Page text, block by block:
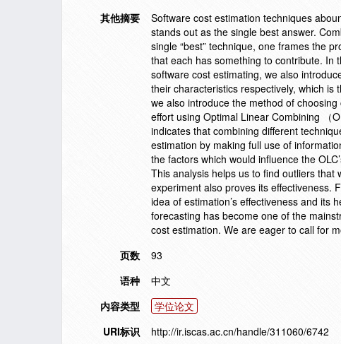
其他摘要
Software cost estimation techniques
stands out as the single best answer.
single “best” technique, one frames the
that each has something to contribute. In
software cost estimating, we also
their characteristics respectively, which
we also introduce the method of
effort using Optimal Linear Combining （
indicates that combining different
estimation by making full use of
the factors which would influence the
This analysis helps us to find outliers that
experiment also proves its effectiveness.
idea of estimation’s effectiveness and its
forecasting has become one of the
cost estimation. We are eager to call for
页数
93
语种
中文
内容类型
学位论文
URI标识
http://ir.iscas.ac.cn/handle/311060/6742